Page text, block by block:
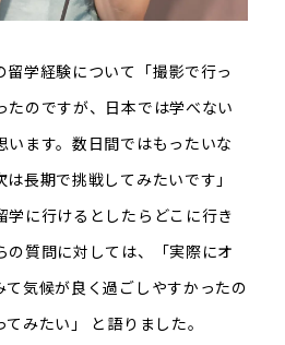
学経験について「撮影で行っ
たのですが、日本では学べない
います。数日間ではもったいな
長期で挑戦してみたいです」
学に行けるとしたらどこに行き
の質問に対しては、「実際にオ
て気候が良く過ごしやすかったの
みたい」 と語りました。